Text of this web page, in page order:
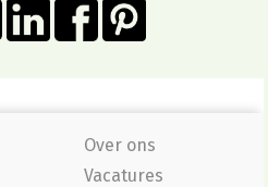
Over ons
Vacatures